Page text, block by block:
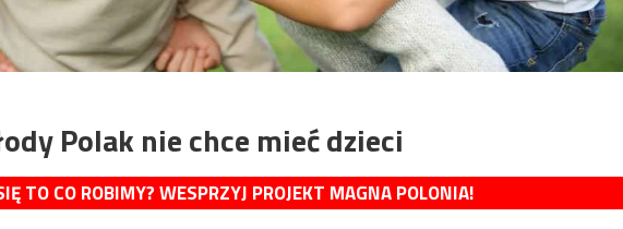
Polak nie chce mieć dzieci
TO CO ROBIMY? WESPRZYJ PROJEKT MAGNA POLONIA!